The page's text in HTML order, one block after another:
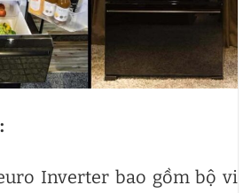
Inverter bao gồm bộ vi